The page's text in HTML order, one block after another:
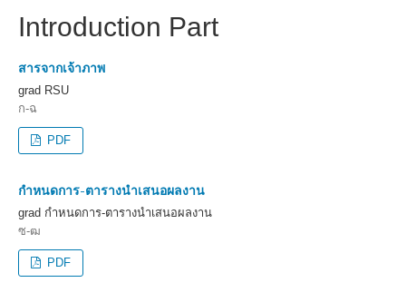
Introduction Part
สารจากเจ้าภาพ
grad RSU
ก-ฉ
PDF
กำหนดการ-ตารางนำเสนอผลงาน
grad กำหนดการ-ตารางนำเสนอผลงาน
ซ-ฒ
PDF